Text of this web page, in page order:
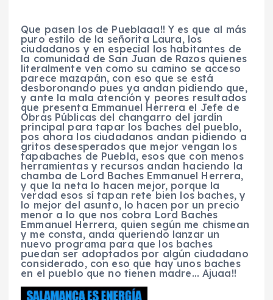
Que pasen los de Pueblaaa!! Y es que al más
puro estilo de la señorita Laura, los
ciudadanos y en especial los habitantes de
la comunidad de San Juan de Razos quienes
literalmente ven como su camino se acceso
parece mazapán, con eso que se está
desboronando pues ya andan pidiendo que,
y ante la mala atención y peores resultados
que presenta Emmanuel Herrera el Jefe de
Obras Públicas del changarro del jardín
principal para tapar los baches del pueblo,
pos ahora los ciudadanos andan pidiendo a
gritos desesperados que mejor vengan los
tapabaches de Puebla, esos que con menos
herramientas y recursos andan haciendo la
chamba de Lord Baches Emmanuel Herrera,
y que la neta lo hacen mejor, porque la
verdad esos sí tapan rete bien los baches, y
lo mejor del asunto, lo hacen por un precio
menor a lo que nos cobra Lord Baches
Emmanuel Herrera, quien según me chismean
y me consta, anda queriendo lanzar un
nuevo programa para que los baches
puedan ser adoptados por algún ciudadano
considerado, con eso que hay unos baches
en el pueblo que no tienen madre… Ajuaa!!